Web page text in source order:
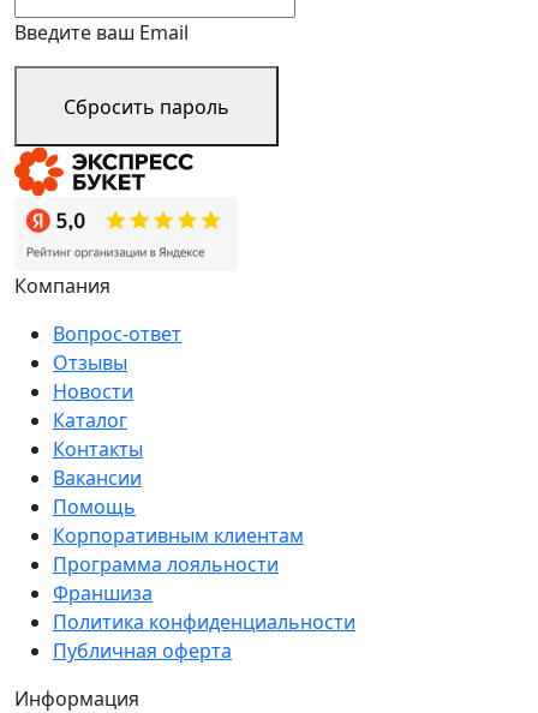
Введите ваш Email
Сбросить пароль
Компания
Вопрос-ответ
Отзывы
Новости
Каталог
Контакты
Вакансии
Помощь
Корпоративным клиентам
Программа лояльности
Франшиза
Политика конфиденциальности
Публичная оферта
Информация